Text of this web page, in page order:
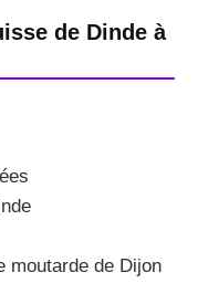
de Dinde à
moutarde de Dijon